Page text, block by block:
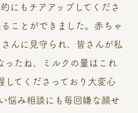
にもチアアップしてくださ
ことができました。赤ちゃ
んに見守られ、皆さんが私
ったね、ミルクの量はこれ
してくださっており大変心
悩み相談にも毎回嫌な顔せ